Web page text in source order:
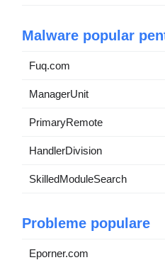
Malware popular
Fuq.com
ManagerUnit
PrimaryRemote
HandlerDivision
SkilledModuleSearch
Probleme populare
Eporner.com